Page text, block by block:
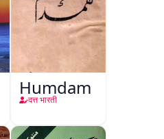
Humdam
दत्त भारती